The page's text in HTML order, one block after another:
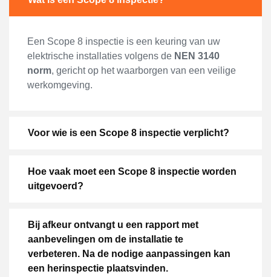
Een Scope 8 inspectie is een keuring van uw
elektrische installaties volgens de NEN 3140
norm, gericht op het waarborgen van een veilige
werkomgeving.
Voor wie is een Scope 8 inspectie verplicht?
Hoe vaak moet een Scope 8 inspectie worden
uitgevoerd?
Bij afkeur ontvangt u een rapport met
aanbevelingen om de installatie te
verbeteren. Na de nodige aanpassingen kan
een herinspectie plaatsvinden.